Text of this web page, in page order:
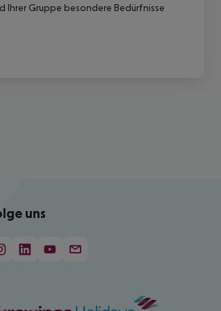
Ihrer Gruppe besondere Bedürfnisse
uns